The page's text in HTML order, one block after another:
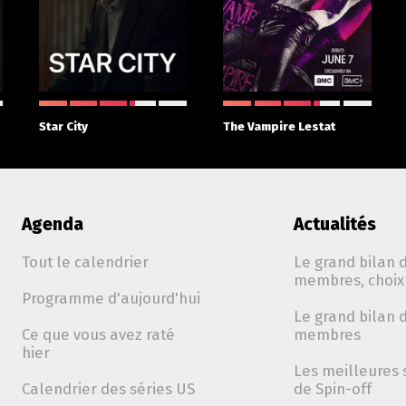
Star City The Vampire Lestat
Agenda
Tout le calendrier
Programme d'aujourd'hui
Ce que vous avez raté
hier
Calendrier des séries US
Actualités
Le grand bilan
membres,
Le grand bilan
membres
Les meilleures
de Spin-off